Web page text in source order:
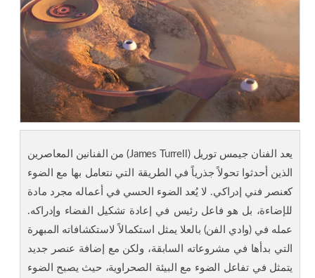
يعد الفنان جيمس توريل (James Turrell) من الفنانين المعاصرين
الذين أحدثوا تحولاً جذرياً في الطريقة التي نتعامل بها مع الضوء
كعنصر فني إدراكي. لا يُعد الضوء الحسي في أعماله مجرد مادة
للإضاءة، بل هو فاعل رئيس في إعادة تشكيل الفضاء وإدراكه.
عمله في (وادي الفن) بالعلا يمثل استكمالاً لاستكشافاته المبهرة
التي بدأها في مشروعاته السابقة، ولكن مع إضافة عنصر جديد
يتمثل في تفاعل الضوء مع البيئة الصحراوية، حيث يصبح الضوء